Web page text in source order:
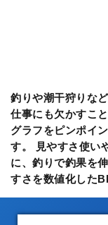
釣りや潮干狩りな
仕事にも欠かすこ
グラフをピンポイ
す。 見やすさ使い
に、釣りで釣果を
すさを数値化した